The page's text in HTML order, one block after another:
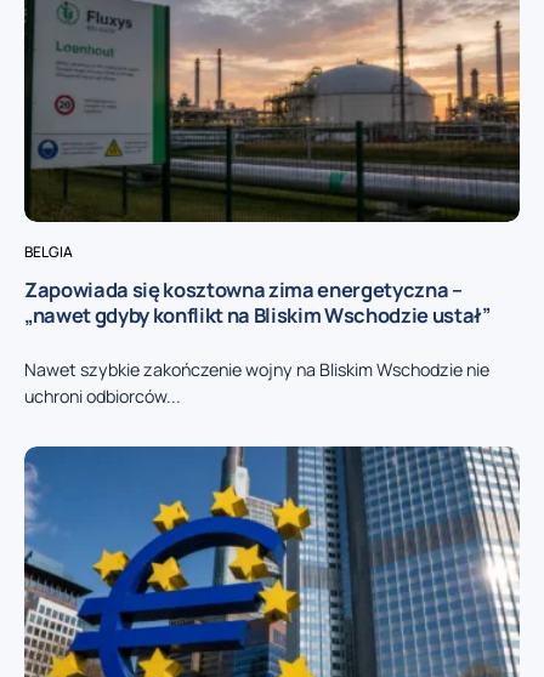
BELGIA
Zapowiada się kosztowna zima energetyczna –
„nawet gdyby konflikt na Bliskim Wschodzie ustał”
Nawet szybkie zakończenie wojny na Bliskim Wschodzie nie
uchroni odbiorców...